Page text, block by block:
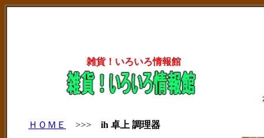
雑貨！いろいろ情報館
ＨＯＭＥ >>> ih 卓上 調理器